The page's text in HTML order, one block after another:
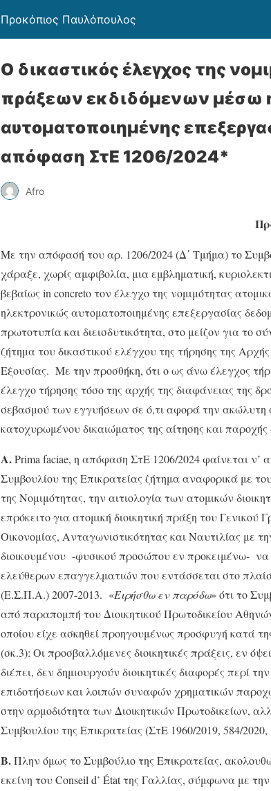
Προκόπιος Παυλόπουλος
Ο δικαστικός έλεγχος της
πράξεων εκδιδόμενων μέσω
αυτοματοποιημένης
απόφαση ΣτΕ 1206/2024*
Afro
Με την απόφασή του αρ. 1206/2024 (Δ΄ Τμήμα) το
χάραξε, χωρίς αμφιβολία, μια εμβληματική,
βεβαίως in concreto τον έλεγχο της νομιμότητας
ηλεκτρονικώς αυτοματοποιημένης επεξεργασίας
πρωτοτυπία και διεισδυτικότητα, στο μείζον για το
ζήτημα του δικαστικού ελέγχου της τήρησης της
Εξουσίας. Με την προσθήκη, ότι ο ως άνω έλεγχος
έλεγχο τήρησης τόσο της αρχής της διαφάνειας της
σεβασμού των εγγυήσεων σε ό,τι αφορά την
κατοχυρωμένου δικαιώματος της αίτησης και παροχής
Α.Prima faciae, η απόφαση ΣτΕ 1206/2024 φαίνεται ν’
Συμβουλίου της Επικρατείας ζήτημα αναφορικά με
της Νομιμότητας, την αιτιολογία των ατομικών
επρόκειτο για ατομική διοικητική πράξη του
Οικονομίας, Ανταγωνιστικότητας και Ναυτιλίας με
διοικουμένου -φυσικού προσώπου εν προκειμένω-
ελεύθερων επαγγελματιών που εντάσσεται στο
(Ε.Σ.Π.Α.) 2007-2013. «Ειρήσθω εν παρόδω» ότι το
από παραπομπή του Διοικητικού Πρωτοδικείου
οποίου είχε ασκηθεί προηγουμένως προσφυγή κατά
(σκ.3): Οι προσβαλλόμενες διοικητικές πράξεις, εν
διέπει, δεν δημιουργούν διοικητικές διαφορές περί
επιδοτήσεων και λοιπών συναφών χρηματικών
στην αρμοδιότητα των Διοικητικών Πρωτοδικείων,
Συμβουλίου της Επικρατείας (ΣτΕ 1960/2019, 584/
Β.Πλην όμως το Συμβούλιο της Επικρατείας,
εκείνη του Conseil d’ État της Γαλλίας, σύμφωνα με